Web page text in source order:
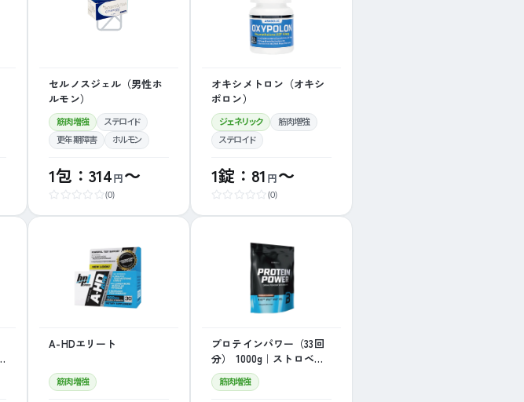
セルノスジェル（男性ホ
ルモン）
筋肉増強 ステロイド
更年期障害 ホルモン
1包：314円～
(0)
オキシメトロン（オキシ
ポロン）
ジェネリック 筋肉増強
ステロイド
1錠：81 円～
(0)
A-HDエリート
筋肉増強
プロテインパワー（33回
分） 1000g｜ストロベリ
ーバナナ(ヤマト便※局留
め不可)
筋肉増強